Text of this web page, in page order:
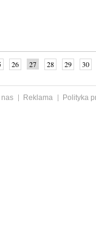
26 27 28 29
30
nas Reklama
Polityka